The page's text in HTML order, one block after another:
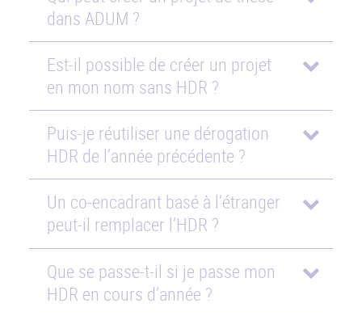
dans ADUM ?
Est-il possible de créer un projet
en mon nom sans HDR ?
Puis-je réutiliser une dérogation
HDR de l’année précédente ?
Un co-encadrant basé à l’étranger
peut-il remplacer l’HDR ?
Que se passe-t-il si je passe mon
HDR en cours d’année ?